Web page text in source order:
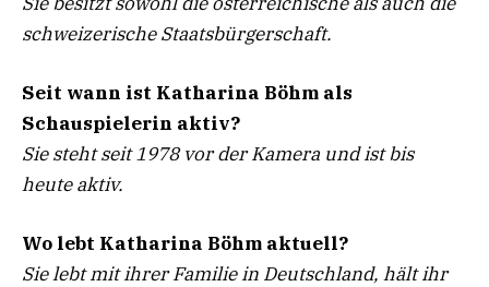
schweizerische Staatsbürgerschaft.
Seit wann ist Katharina Böhm als
Schauspielerin aktiv?
Sie steht seit 1978 vor der Kamera und ist bis
heute aktiv.
Wo lebt Katharina Böhm aktuell?
Sie lebt mit ihrer Familie in Deutschland, hält ihr